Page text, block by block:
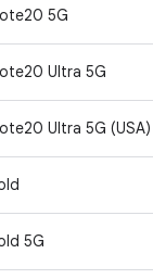
5G
Ultra 5G
Ultra 5G (USA)
5G